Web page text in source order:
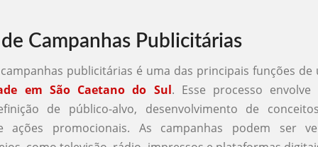
Campanhas Publicitárias
publicitárias é uma das principais funções
em São Caetano do Sul. Esse processo envolve
de público-alvo, desenvolvimento de
ações promocionais. As campanhas podem ser